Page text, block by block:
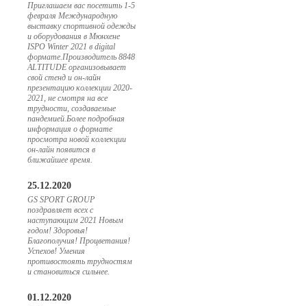
Приглашаем вас посетить 1-5
февраля Международную
выставку спортивной одежды
и оборудования в Мюнхене
ISPO Winter 2021 в digital
формате.Производитель 8848
ALTITUDE организовывает
свой стенд и он-лайн
презентацию коллекции 2020-
2021, не смотря на все
трудности, создаваемые
пандемией.Более подробная
информация о формате
просмотра новой коллекции
он-лайн появится в
ближайшее время.
25.12.2020
GS SPORT GROUP
поздравляет всех с
наступающим 2021 Новым
годом! Здоровья!
Благополучия! Процветания!
Успехов! Умения
противостоять трудностям
и становиться сильнее.
01.12.2020